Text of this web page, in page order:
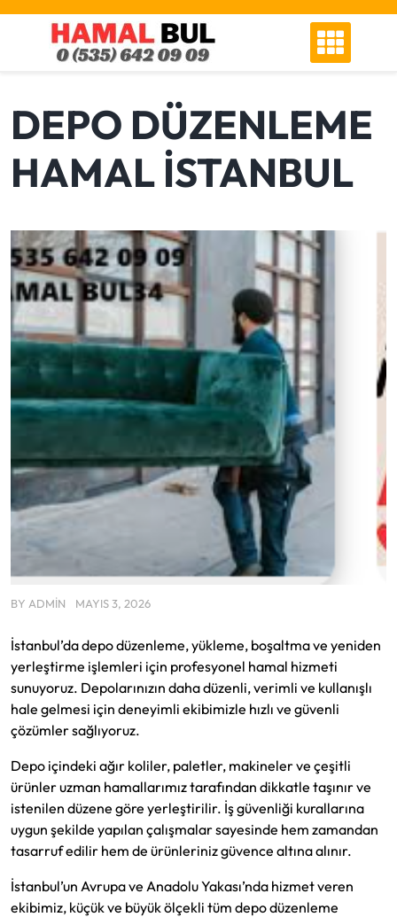
Skip
DEPO DÜZENLEME
HAMAL İSTANBUL
BY ADMIN MAYIS 3, 2026
İstanbul’da depo düzenleme, yükleme, boşaltma ve yeniden
yerleştirme işlemleri için profesyonel hamal hizmeti
sunuyoruz. Depolarınızın daha düzenli, verimli ve kullanışlı
hale gelmesi için deneyimli ekibimizle hızlı ve güvenli
çözümler sağlıyoruz.
Depo içindeki ağır koliler, paletler, makineler ve çeşitli
ürünler uzman hamallarımız tarafından dikkatle taşınır ve
istenilen düzene göre yerleştirilir. İş güvenliği kurallarına
uygun şekilde yapılan çalışmalar sayesinde hem zamandan
tasarruf edilir hem de ürünleriniz güvence altına alınır.
İstanbul’un Avrupa ve Anadolu Yakası’nda hizmet veren
ekibimiz, küçük ve büyük ölçekli tüm depo düzenleme